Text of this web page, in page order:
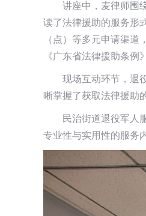
讲座中，麦律师围
读了法律援助的服务形
（点）等多元申请渠
《广东省法律援助条
现场互动环节，退
晰掌握了获取法律援助
民治街道退役军人
专业性与实用性的服务